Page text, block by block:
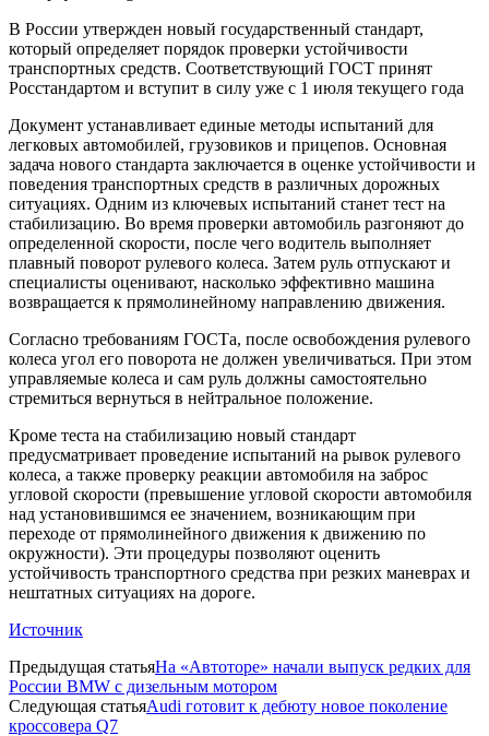
В России утвержден новый государственный стандарт,
который определяет порядок проверки устойчивости
транспортных средств. Соответствующий ГОСТ принят
Росстандартом и вступит в силу уже с 1 июля текущего года
Документ устанавливает единые методы испытаний для
легковых автомобилей, грузовиков и прицепов. Основная
задача нового стандарта заключается в оценке устойчивости и
поведения транспортных средств в различных дорожных
ситуациях. Одним из ключевых испытаний станет тест на
стабилизацию. Во время проверки автомобиль разгоняют до
определенной скорости, после чего водитель выполняет
плавный поворот рулевого колеса. Затем руль отпускают и
специалисты оценивают, насколько эффективно машина
возвращается к прямолинейному направлению движения.
Согласно требованиям ГОСТа, после освобождения рулевого
колеса угол его поворота не должен увеличиваться. При этом
управляемые колеса и сам руль должны самостоятельно
стремиться вернуться в нейтральное положение.
Кроме теста на стабилизацию новый стандарт
предусматривает проведение испытаний на рывок рулевого
колеса, а также проверку реакции автомобиля на заброс
угловой скорости (превышение угловой скорости автомобиля
над установившимся ее значением, возникающим при
переходе от прямолинейного движения к движению по
окружности). Эти процедуры позволяют оценить
устойчивость транспортного средства при резких маневрах и
нештатных ситуациях на дороге.
Источник
Предыдущая статьяНа «Автоторе» начали выпуск редких для
России BMW с дизельным мотором
Следующая статьяAudi готовит к дебюту новое поколение
кроссовера Q7